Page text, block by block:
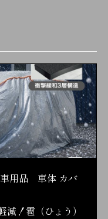
用品 車体 カバ
！雹（ひょう）